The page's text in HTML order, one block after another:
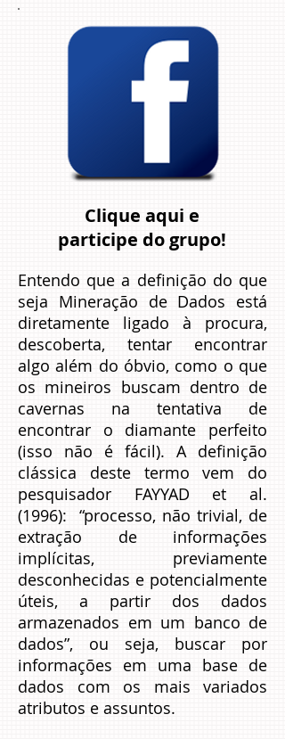
Clique aqui e
participe do grupo!
Entendo que a definição do que
seja Mineração de Dados está
diretamente ligado à procura,
descoberta, tentar encontrar
algo além do óbvio, como o que
os mineiros buscam dentro de
cavernas na tentativa de
encontrar o diamante perfeito
(isso não é fácil). A definição
clássica deste termo vem do
pesquisador FAYYAD et al.
(1996): “processo, não trivial, de
extração de informações
implícitas, previamente
desconhecidas e potencialmente
úteis, a partir dos dados
armazenados em um banco de
dados”, ou seja, buscar por
informações em uma base de
dados com os mais variados
atributos e assuntos.